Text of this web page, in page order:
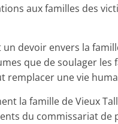
aux familles des
devoir envers la
que de soulager les
remplacer une vie
la famille de Vieux
du commissariat de